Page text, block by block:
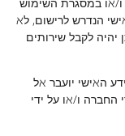
הנדרש לרישום, לא
יהיה לקבל שירותים
האישי יועבר אל
החברה ו/או על ידי